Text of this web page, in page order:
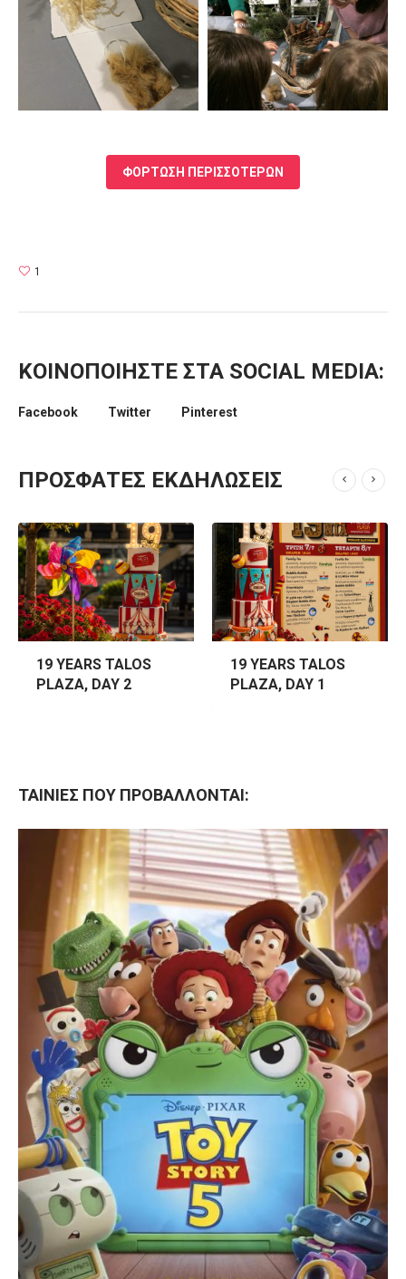
ΦΟΡΤΩΣΗ ΠΕΡΙΣΣΟΤΕΡΩΝ
1
ΚΟΙΝΟΠΟΙΗΣΤΕ ΣΤΑ SOCIAL MEDIA:
Facebook Twitter Pinterest
ΠΡΌΣΦΑΤΕΣ ΕΚΔΗΛΏΣΕΙΣ
19 YEARS TALOS
PLAZA, DAY 1
19 YEARS TALOS
PLAZA, MOMENTS
ΤΑΙΝΙΕΣ ΠΟΥ ΠΡΟΒΑΛΛΟΝΤΑΙ: